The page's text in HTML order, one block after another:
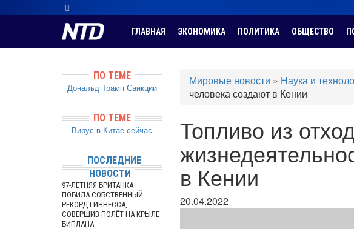
ГЛАВНАЯ ЭКОНОМИКА ПОЛИТИКА ОБЩЕСТВО
Мировые новости » Наука и
человека создают в Кении
Топливо из
в Кении
20.04.2022
ПО ТЕМЕ
Дональд Трамп Санкции
ПО ТЕМЕ
Вирус в Китае сейчас
ПОСЛЕДНИЕ
НОВОСТИ
97-ЛЕТНЯЯ БРИТАНКА
ПОБИЛА СОБСТВЕННЫЙ
РЕКОРД ГИННЕССА,
СОВЕРШИВ ПОЛЁТ НА КРЫЛЕ
БИПЛАНА